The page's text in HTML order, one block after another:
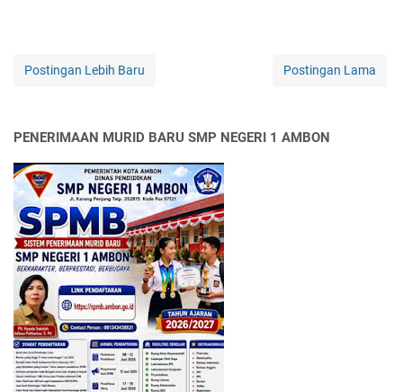
Postingan Lebih Baru Postingan Lama
PENERIMAAN MURID BARU SMP NEGERI 1 AMBON